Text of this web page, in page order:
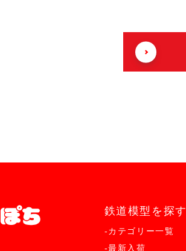
鉄道模型を探す
-カテゴリー一覧
-最新入荷